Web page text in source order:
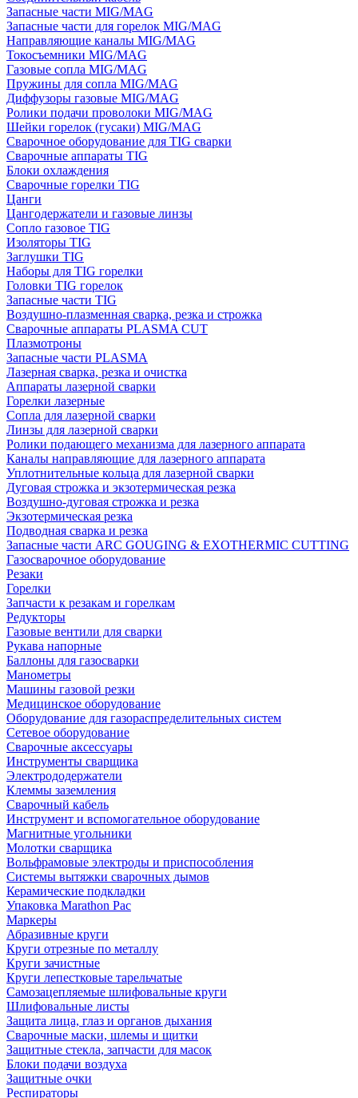
Запасные части MIG/MAG
Запасные части для горелок MIG/MAG
Направляющие каналы MIG/MAG
Токосъемники MIG/MAG
Газовые сопла MIG/MAG
Пружины для сопла MIG/MAG
Диффузоры газовые MIG/MAG
Ролики подачи проволоки MIG/MAG
Шейки горелок (гусаки) MIG/MAG
Сварочное оборудование для TIG сварки
Сварочные аппараты TIG
Блоки охлаждения
Сварочные горелки TIG
Цанги
Цангодержатели и газовые линзы
Сопло газовое TIG
Изоляторы TIG
Заглушки TIG
Наборы для TIG горелки
Головки TIG горелок
Запасные части TIG
Воздушно-плазменная сварка, резка и строжка
Сварочные аппараты PLASMA CUT
Плазмотроны
Запасные части PLASMA
Лазерная сварка, резка и очистка
Аппараты лазерной сварки
Горелки лазерные
Сопла для лазерной сварки
Линзы для лазерной сварки
Ролики подающего механизма для лазерного аппарата
Каналы направляющие для лазерного аппарата
Уплотнительные кольца для лазерной сварки
Дуговая строжка и экзотермическая резка
Воздушно-дуговая строжка и резка
Экзотермическая резка
Подводная сварка и резка
Запасные части ARC GOUGING & EXOTHERMIC CUTTING
Газосварочное оборудование
Резаки
Горелки
Запчасти к резакам и горелкам
Редукторы
Газовые вентили для сварки
Рукава напорные
Баллоны для газосварки
Манометры
Машины газовой резки
Медицинское оборудование
Оборудование для газораспределительных систем
Сетевое оборудование
Сварочные аксессуары
Инструменты сварщика
Электрододержатели
Клеммы заземления
Сварочный кабель
Инструмент и вспомогательное оборудование
Магнитные угольники
Молотки сварщика
Вольфрамовые электроды и приспособления
Системы вытяжки сварочных дымов
Керамические подкладки
Упаковка Marathon Pac
Маркеры
Абразивные круги
Круги отрезные по металлу
Круги зачистные
Круги лепестковые тарельчатые
Самозацепляемые шлифовальные круги
Шлифовальные листы
Защита лица, глаз и органов дыхания
Сварочные маски, шлемы и щитки
Защитные стекла, запчасти для масок
Блоки подачи воздуха
Защитные очки
Респираторы